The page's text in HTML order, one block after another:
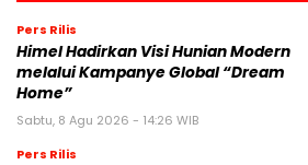
Pers Rilis
Himel Hadirkan Visi Hunian Modern
melalui Kampanye Global “Dream
Home”
Sabtu, 8 Agu 2026 - 14:26 WIB
Pers Rilis